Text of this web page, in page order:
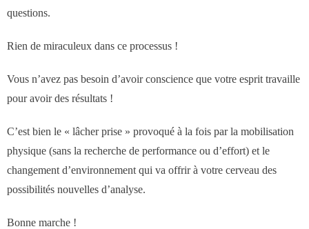
questions.
Rien de miraculeux dans ce processus !
Vous n’avez pas besoin d’avoir conscience que votre esprit travaille
pour avoir des résultats !
C’est bien le « lâcher prise » provoqué à la fois par la mobilisation
physique (sans la recherche de performance ou d’effort) et le
changement d’environnement qui va offrir à votre cerveau des
possibilités nouvelles d’analyse.
Bonne marche !